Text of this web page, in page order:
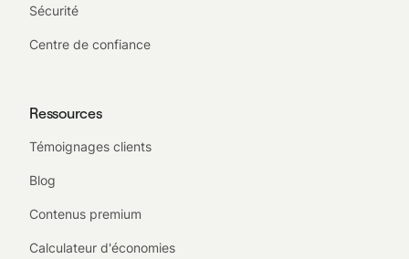
Sécurité
Centre de confiance
Ressources
Témoignages clients
Blog
Contenus premium
Calculateur d'économies